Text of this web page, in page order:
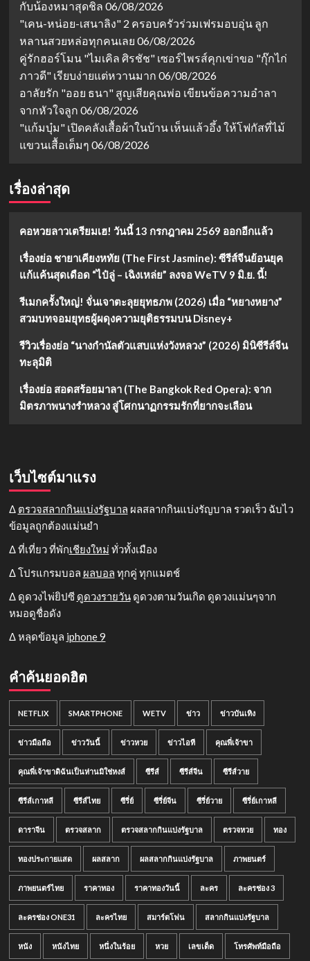
กับน้องหมาสุดชิล 06/08/2026
"เคน-หน่อย-เสนาลิง" 2 ครอบครัวร่วมเฟรมอบอุ่น ลูก
หลานสวยหล่อทุกคนเลย 06/08/2026
คู่รักฮอร์โมน "ไมเคิล ศิรชัช" เซอร์ไพรส์คุกเข่าขอ "กุ๊กไก่
ภาวดี" เรียบง่ายแต่หวานมาก 06/08/2026
อาลัยรัก "ออย ธนา" สูญเสียคุณพ่อ เขียนข้อความอำลา
จากหัวใจลูก 06/08/2026
"แก้มบุ๋ม" เปิดคลังเสื้อผ้าในบ้าน เห็นแล้วอึ้ง ให้โฟกัสที่ไม้
แขวนเสื้อเต็มๆ 06/08/2026
เรื่องล่าสุด
คอหวยลาวเตรียมเฮ! วันนี้ 13 กรกฎาคม 2569 ออกอีกแล้ว
เรื่องย่อ ชายาเคียงหทัย (The First Jasmine): ซีรีส์จีนย้อนยุค
แก้แค้นสุดเดือด “ไป๋ลู่ – เฉิงเหล่ย” ลงจอ WeTV 9 มิ.ย. นี้!
รีเมกครั้งใหญ่! จั่นเจาตะลุยยุทธภพ (2026) เมื่อ “หยางหยาง”
สวมบทจอมยุทธผู้ผดุงความยุติธรรมบน Disney+
รีวิวเรื่องย่อ “นางกำนัลตัวแสบแห่งวังหลวง” (2026) มินิซีรีส์จีน
ทะลุมิติ
เรื่องย่อ สอดสร้อยมาลา (The Bangkok Red Opera): จาก
มิตรภาพนางรำหลวง สู่โศกนาฏกรรมรักที่ยากจะเลือน
เว็บไซต์มาแรง
Δ ตรวจสลากกินแบ่งรัฐบาล ผลสลากกินแบ่งรัญบาล รวดเร็ว ฉับไว
ข้อมูลถูกต้องแม่นยำ
Δ ที่เที่ยว ที่พักเชียงใหม่ ทั่วทั้งเมือง
Δ โปรแกรมบอล ผลบอล ทุกคู่ ทุกแมตช์
Δ ดูดวงไพ่ยิปซี ดูดวงรายวันดูดวงตามวันเกิด ดูดวงแม่นๆจาก
หมอดูชื่อดัง
Δ หลุดข้อมูล iphone 9
คำค้นยอดฮิต
NETFLIX SMARTPHONE WETV ข่าว ข่าวบันเทิง
ข่าวมือถือ ข่าววันนี้ ข่าวหวย ข่าวไอที คุณพี่เจ้าขา
คุณพี่เจ้าขาดิฉันเป็นห่านมิใช่หงส์ ซีรีส์ ซีรีส์จีน ซีรีส์วาย
ซีรีส์เกาหลี ซีรีส์ไทย ซีรี่ย์ ซีรี่ย์จีน ซีรี่ย์วาย ซีรี่ย์เกาหลี
ดาราจีน ตรวจสลาก ตรวจสลากกินแบ่งรัฐบาล ตรวจหวย ทอง
ทองประกายแสด ผลสลาก ผลสลากกินแบ่งรัฐบาล ภาพยนตร์
ภาพยนตร์ไทย ราคาทอง ราคาทองวันนี้ ละคร ละครช่อง 3
ละครช่อง ONE31 ละครไทย สมาร์ตโฟน สลากกินแบ่งรัฐบาล
หนัง หนังไทย หนึ่งในร้อย หวย เลขเด็ด โทรศัพท์มือถือ